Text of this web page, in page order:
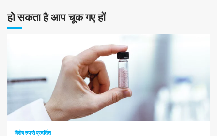
हो सकता है आप चूक गए हों
10 न्यूनतम पढ़ा
विशेष रुप से प्रदर्शित